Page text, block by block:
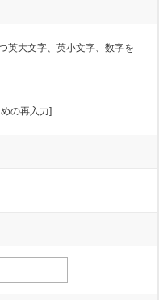
英大文字、英小文字、数字を
の再入力]